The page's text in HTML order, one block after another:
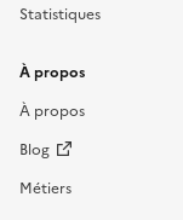
Statistiques
À propos
À propos
Blog
Métiers